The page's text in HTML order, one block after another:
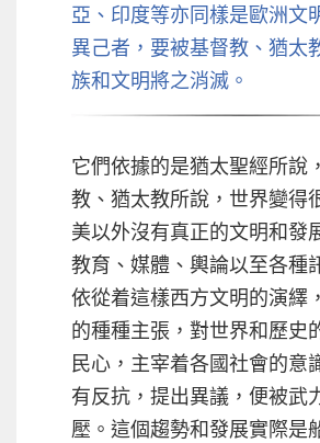
亞、印度等亦同樣是歐洲文
異己者，要被基督教、猶太
族和文明將之消滅。
它們依據的是猶太聖經所說
教、猶太教所說，世界變得
美以外沒有真正的文明和發
教育、媒體、輿論以至各種
依從着這樣西方文明的演繹
的種種主張，對世界和歷史
民心，主宰着各國社會的意
有反抗，提出異議，便被武
壓。這個趨勢和發展實際是